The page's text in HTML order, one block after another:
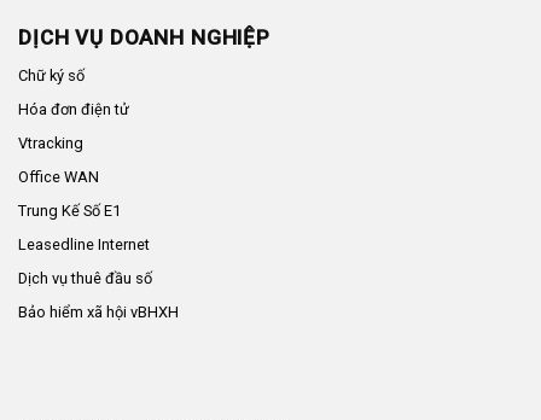
DỊCH VỤ DOANH NGHIỆP
Chữ ký số
Hóa đơn điện tử
Vtracking
Office WAN
Trung Kế Số E1
Leasedline Internet
Dịch vụ thuê đầu số
Bảo hiểm xã hội vBHXH